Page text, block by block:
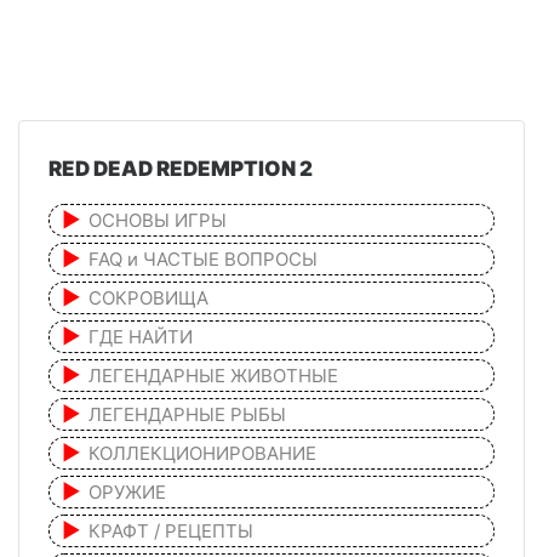
RED DEAD REDEMPTION 2
ОСНОВЫ ИГРЫ
FAQ и ЧАСТЫЕ ВОПРОСЫ
СОКРОВИЩА
ГДЕ НАЙТИ
ЛЕГЕНДАРНЫЕ ЖИВОТНЫЕ
ЛЕГЕНДАРНЫЕ РЫБЫ
КОЛЛЕКЦИОНИРОВАНИЕ
ОРУЖИЕ
КРАФТ / РЕЦЕПТЫ